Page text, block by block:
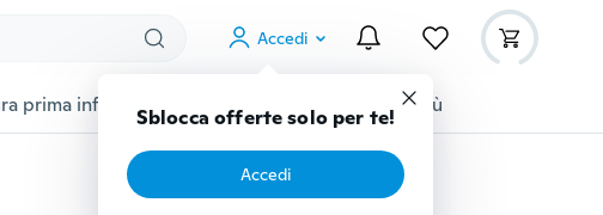
Accedi
Sblocca offerte solo per te!
Accedi
prima infanzia Accessori per animali Di più